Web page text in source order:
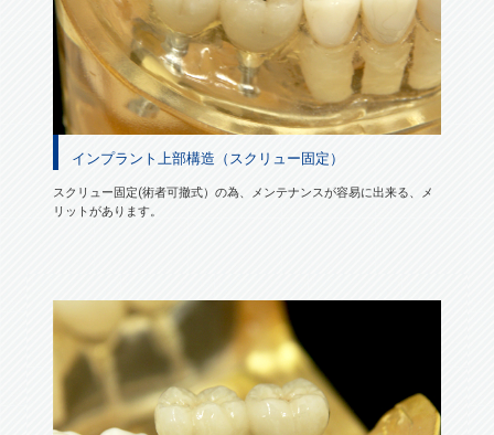
インプラント上部構造（スクリュー固定）
スクリュー固定(術者可撤式）の為、メンテナンスが容易に出来る、メ
リットがあります。